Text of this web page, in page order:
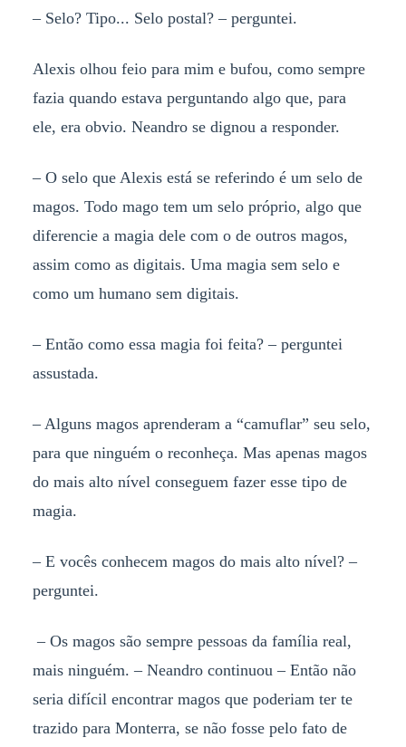
– Selo? Tipo... Selo postal? – perguntei.
Alexis olhou feio para mim e bufou, como sempre
fazia quando estava perguntando algo que, para
ele, era obvio. Neandro se dignou a responder.
– O selo que Alexis está se referindo é um selo de
magos. Todo mago tem um selo próprio, algo que
diferencie a magia dele com o de outros magos,
assim como as digitais. Uma magia sem selo e
como um humano sem digitais.
– Então como essa magia foi feita? – perguntei
assustada.
– Alguns magos aprenderam a “camuflar” seu selo,
para que ninguém o reconheça. Mas apenas magos
do mais alto nível conseguem fazer esse tipo de
magia.
– E vocês conhecem magos do mais alto nível? –
perguntei.
– Os magos são sempre pessoas da família real,
mais ninguém. – Neandro continuou – Então não
seria difícil encontrar magos que poderiam ter te
trazido para Monterra, se não fosse pelo fato de